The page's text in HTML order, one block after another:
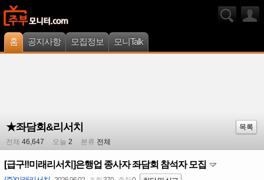
홈 공지사항 모집정보 모니Talk
★좌담회&리서치
목록
전체 46,647 오늘 2 분류 전체
[급구!!미래리서치]은행업 종사자 좌담회 참석자 모집